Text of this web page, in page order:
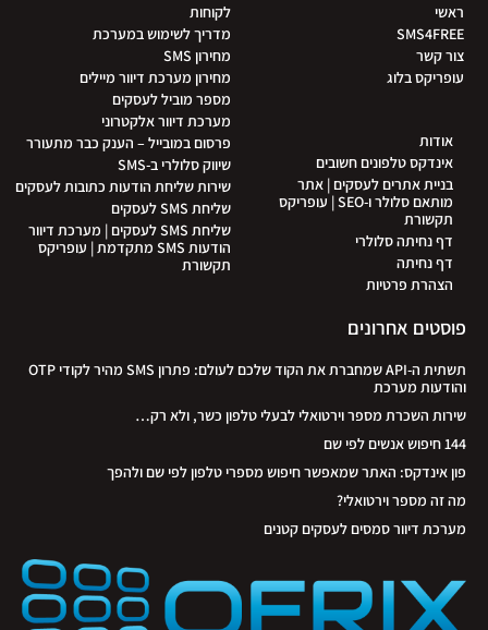
ראשי
SMS4FREE
צור קשר
עופריקס בלוג
לקוחות
מדריך לשימוש במערכת
מחירון SMS
מחירון מערכת דיוור מיילים
מספר מוביל לעסקים
מערכת דיוור אלקטרוני
פרסום במובייל – הענק כבר מתעורר
שיווק סלולרי ב-SMS
שירות שליחת הודעות כתובות לעסקים
שליחת SMS לעסקים
שליחת SMS לעסקים | מערכת דיוור
הודעות SMS מתקדמת | עופריקס
תקשורת
אודות
אינדקס טלפונים חשובים
בניית אתרים לעסקים | אתר
מותאם סלולר ו-SEO | עופריקס
תקשורת
דף נחיתה סלולרי
דף נחיתה
הצהרת פרטיות
פוסטים אחרונים
תשתית ה-API שמחברת את הקוד שלכם לעולם: פתרון SMS מהיר לקודי OTP
והודעות מערכת
שירות השכרת מספר וירטואלי לבעלי טלפון כשר, ולא רק…
144 חיפוש אנשים לפי שם
פון אינדקס: האתר שמאפשר חיפוש מספרי טלפון לפי שם ולהפך
מה זה מספר וירטואלי?
מערכת דיוור סמסים לעסקים קטנים